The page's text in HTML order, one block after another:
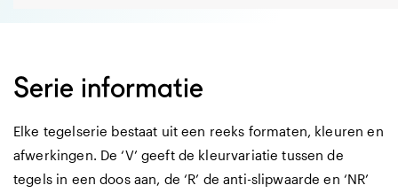
Serie informatie
Elke tegelserie bestaat uit een reeks formaten, kleuren en
afwerkingen. De ‘V’ geeft de kleurvariatie tussen de
tegels in een doos aan, de ‘R’ de anti-slipwaarde en ‘NR’